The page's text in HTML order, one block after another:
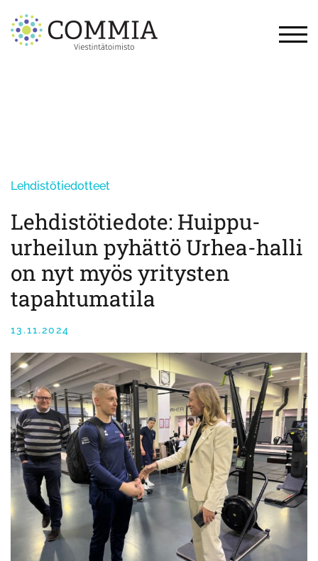
content
Lehdistötiedotteet
Lehdistötiedote: Huippu-
urheilun pyhättö Urhea-halli
on nyt myös yritysten
tapahtumatila
13.11.2024